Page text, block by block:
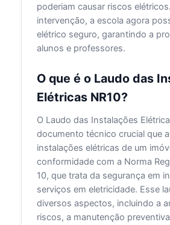
poderiam causar riscos
intervenção, a escola agora
elétrico seguro, garantindo a
alunos e professores.
O que é o Laudo das
Elétricas NR10?
O Laudo das Instalações
documento técnico crucial que
instalações elétricas de um
conformidade com a Norma
10, que trata da segurança em
serviços em eletricidade. Esse
diversos aspectos, incluindo a
riscos, a manutenção